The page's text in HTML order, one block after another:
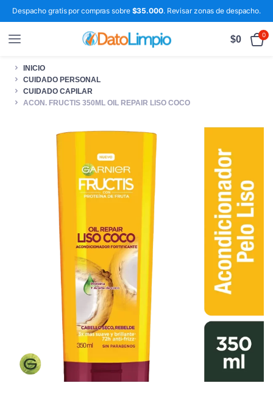
Despacho gratis por compras sobre $35.000. Revisar zonas de despacho.
$0 0
INICIO
CUIDADO PERSONAL
CUIDADO CAPILAR
ACON. FRUCTIS 350ML OIL REPAIR LISO COCO